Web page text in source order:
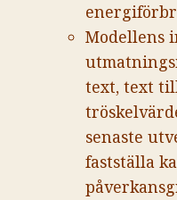
Modellens
text, text
senaste
fastställa